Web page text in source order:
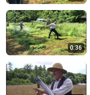
0:36